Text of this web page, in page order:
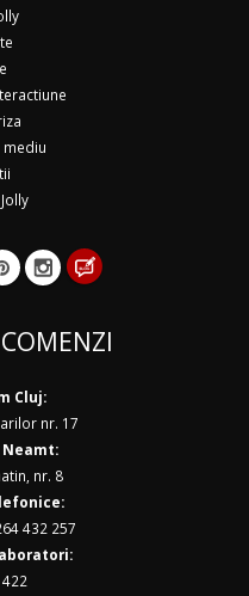
mediu
Cluj:
nr. 17
Neamt:
nr. 8
432 257